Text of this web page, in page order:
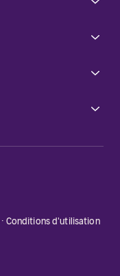
· Conditions d'utilisation